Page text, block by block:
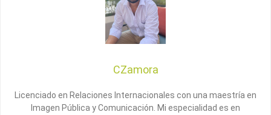
CZamora
Licenciado en Relaciones Internacionales con una maestría en
Imagen Pública y Comunicación. Mi especialidad es en